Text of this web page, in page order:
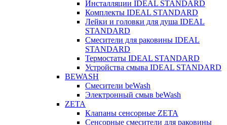
Инсталляции IDEAL STANDARD
Комплекты IDEAL STANDARD
Лейки и головки для душа IDEAL
STANDARD
Смесители для раковины IDEAL
STANDARD
Термостаты IDEAL STANDARD
Устройства смыва IDEAL STANDARD
BEWASH
Смесители beWash
Электронный смыв beWash
ZETA
Клапаны сенсорные ZETA
Сенсорные смесители для раковины